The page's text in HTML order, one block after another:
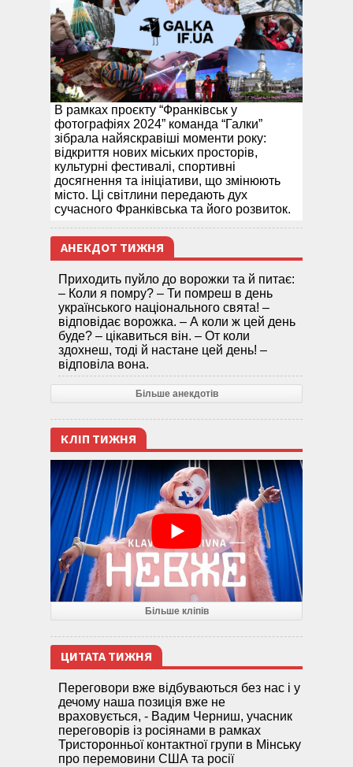
В рамках проєкту “Франківськ у
фотографіях 2024” команда “Галки”
зібрала найяскравіші моменти року:
відкриття нових міських просторів,
культурні фестивалі, спортивні
досягнення та ініціативи, що змінюють
місто. Ці світлини передають дух
сучасного Франківська та його розвиток.
АНЕКДОТ ТИЖНЯ
Приходить пуйло до ворожки та й питає:
– Коли я помру? – Ти помреш в день
українського національного свята! –
відповідає ворожка. – А коли ж цей день
буде? – цікавиться він. – От коли
здохнеш, тоді й настане цей день! –
відповіла вона.
Більше анекдотів
КЛІП ТИЖНЯ
Більше кліпів
ЦИТАТА ТИЖНЯ
Переговори вже відбуваються без нас і у
дечому наша позиція вже не
враховується, - Вадим Черниш, учасник
переговорів із росіянами в рамках
Тристоронньої контактної групи в Мінську
про перемовини США та росії